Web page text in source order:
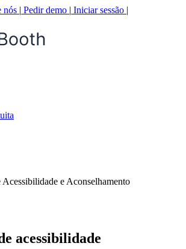
nós | Pedir demo | Iniciar sessão |
e Aconselhamento
acessibilidade